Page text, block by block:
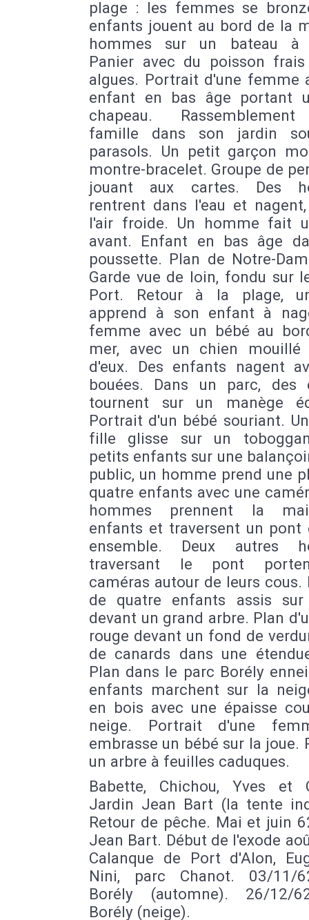
plage : les femmes se
enfants jouent au bord de la
hommes sur un bateau à
Panier avec du poisson
algues. Portrait d'une femme
enfant en bas âge portant
chapeau.
famille dans son jardin
parasols. Un petit garçon
montre-bracelet. Groupe de
jouant aux cartes. Des
rentrent dans l'eau et
l'air froide. Un homme fait
avant. Enfant en bas âge
poussette. Plan de Notre-
Garde vue de loin, fondu sur
Port. Retour à la plage,
apprend à son enfant à
femme avec un bébé au
mer, avec un chien
d'eux. Des enfants nagent
bouées. Dans un parc, des
tournent sur un manège
Portrait d'un bébé souriant.
fille glisse sur un
petits enfants sur une
public, un homme prend une
quatre enfants avec une
hommes prennent la
enfants et traversent un pont
ensemble. Deux autres
traversant le pont
caméras autour de leurs
de quatre enfants assis sur
devant un grand arbre. Plan
rouge devant un fond de
de canards dans une
Plan dans le parc Borély
enfants marchent sur la
en bois avec une épaisse
neige. Portrait d'une
embrasse un bébé sur la joue.
un arbre à feuilles caduques.
Babette, Chichou, Yves et
Jardin Jean Bart (la tente
Retour de pêche. Mai et juin
Jean Bart. Début de l'exode
Calanque de Port d'Alon,
Nini, parc Chanot. 03/11/
Borély (automne). 26/12/
Borély (neige).